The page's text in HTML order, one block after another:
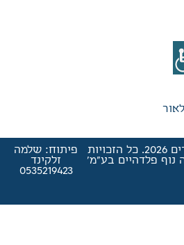
פיתוח: שלמה
זלקינד